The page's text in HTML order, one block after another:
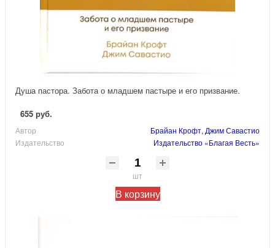
Душа пастора. Забота о младшем пастыре и его призвание.
655 руб.
Автор
Брайан Крофт, Джим Савастио
Издательство
Издательство «Благая Весть»
шт
В корзину